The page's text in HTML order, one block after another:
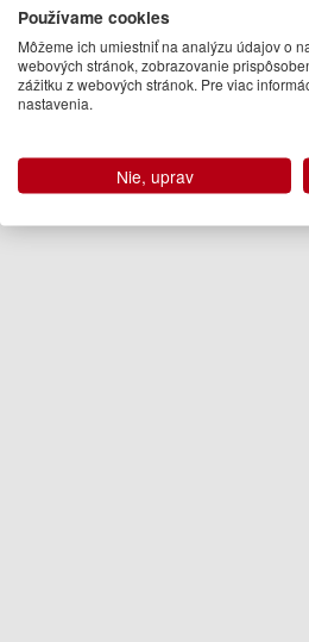
Používame cookies
Môžeme ich umiestniť na analýzu údajov o
webových stránok, zobrazovanie
zážitku z webových stránok. Pre viac
nastavenia.
Nie, uprav